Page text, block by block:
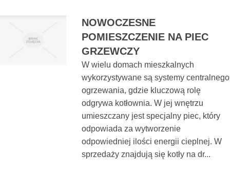
NOWOCZESNE
POMIESZCZENIE NA PIEC
GRZEWCZY
W wielu domach mieszkalnych
wykorzystywane są systemy centralnego
ogrzewania, gdzie kluczową rolę
odgrywa kotłownia. W jej wnętrzu
umieszczany jest specjalny piec, który
odpowiada za wytworzenie
odpowiedniej ilości energii cieplnej. W
sprzedaży znajdują się kotły na dr...